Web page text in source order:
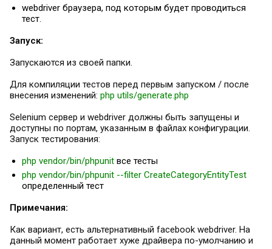
webdriver браузера, под которым будет проводиться
тест.
Запуск:
Запускаются из своей папки.
Для компиляции тестов перед первым запуском / после
внесения изменений: php utils/generate.php
Selenium сервер и webdriver должны быть запущены и
доступны по портам, указанным в файлах конфигурации.
Запуск тестирования:
php vendor/bin/phpunit все тесты
php vendor/bin/phpunit --filter CreateCategoryEntityTest
определенный тест
Примечания:
Как вариант, есть альтернативный facebook webdriver. На
данный момент работает хуже драйвера по-умолчанию и